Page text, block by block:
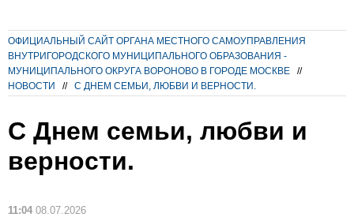
ОФИЦИАЛЬНЫЙ САЙТ ОРГАНА МЕСТНОГО САМОУПРАВЛЕНИЯ
ВНУТРИГОРОДСКОГО МУНИЦИПАЛЬНОГО ОБРАЗОВАНИЯ -
МУНИЦИПАЛЬНОГО ОКРУГА ВОРОНОВО В ГОРОДЕ МОСКВЕ
//
НОВОСТИ
// С ДНЕМ СЕМЬИ, ЛЮБВИ И ВЕРНОСТИ.
С Днем семьи, любви и
верности.
11:04 08.07.2026